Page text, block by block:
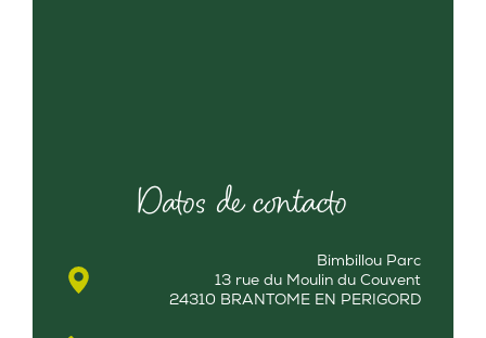
Datos de contacto
Bimbillou Parc
13 rue du Moulin du Couvent
24310 BRANTOME EN PERIGORD